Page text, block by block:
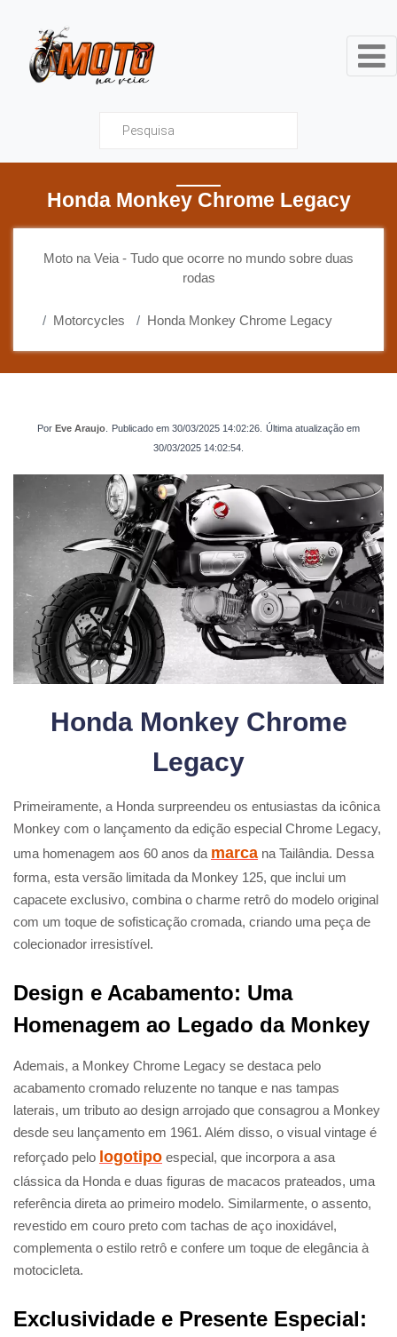
Moto na Veia - Tudo que
Honda Monkey Chrome Legacy
Moto na Veia - Tudo que ocorre no mundo sobre duas
rodas
Motorcycles Honda Monkey Chrome Legacy
Por Eve Araujo Publicado em 30/03/2025 14:02:26 Última atualização em
30/03/2025 14:02:54
Honda Monkey Chrome
Legacy
Primeiramente, a Honda surpreendeu os entusiastas da icônica
Monkey com o lançamento da edição especial Chrome Legacy,
uma homenagem aos 60 anos da marca na Tailândia. Dessa
forma, esta versão limitada da Monkey 125, que inclui um
capacete exclusivo, combina o charme retrô do modelo original
com um toque de sofisticação cromada, criando uma peça de
colecionador irresistível.
Design e Acabamento: Uma
Homenagem ao Legado da Monkey
Ademais, a Monkey Chrome Legacy se destaca pelo
acabamento cromado reluzente no tanque e nas tampas
laterais, um tributo ao design arrojado que consagrou a Monkey
desde seu lançamento em 1961. Além disso, o visual vintage é
reforçado pelo logotipo especial, que incorpora a asa
clássica da Honda e duas figuras de macacos prateados, uma
referência direta ao primeiro modelo. Similarmente, o assento,
revestido em couro preto com tachas de aço inoxidável,
complementa o estilo retrô e confere um toque de elegância à
motocicleta.
Exclusividade e Presente Especial: